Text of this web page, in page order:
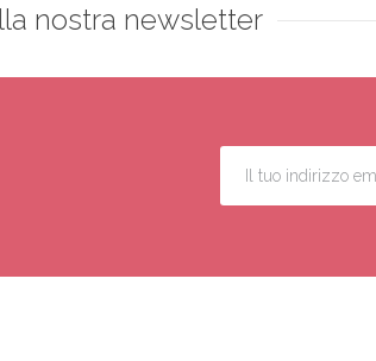
nostra newsletter